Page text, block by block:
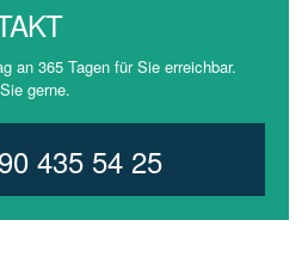
an 365 Tagen für Sie erreichbar.
gerne.
435 54 25